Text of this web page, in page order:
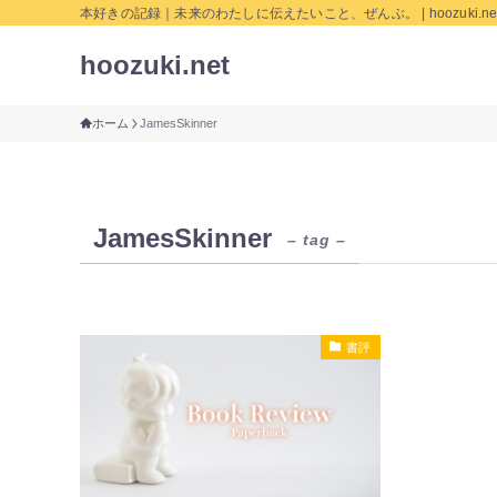
本好きの記録｜未来のわたしに伝えたいこと、ぜんぶ。 |
hoozuki.net
ホーム JamesSkinner
JamesSkinner – tag –
書評